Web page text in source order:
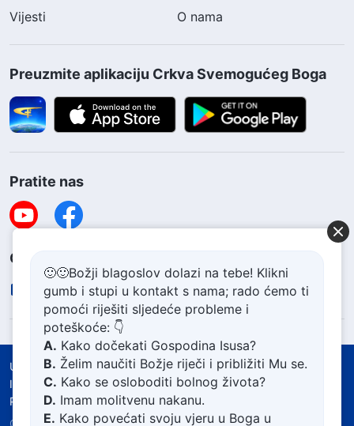
Vijesti
O nama
Preuzmite aplikaciju Crkva Svemogućeg Boga
Pratite nas
Obratite nam se
contact.hr@godfootsteps.org
Uvjeti korištenja
Politika zaštite privatnosti
Izjava o autorskim pravima i žigovima
Politika o kolačićima
Copyright © 2026Crkva Svemogućeg Boga.Sva
🙂🙂Božji blagoslov dolazi na tebe! Klikni
gumb i stupi u kontakt s nama; rado ćemo ti
pomoći riješiti sljedeće probleme i
poteškoće: 👇
A. Kako dočekati Gospodina Isusa?
B. Želim naučiti Božje riječi i približiti Mu se.
C. Kako se osloboditi bolnog života?
D. Imam molitvenu nakanu.
E. Kako povećati svoju vjeru u Boga u